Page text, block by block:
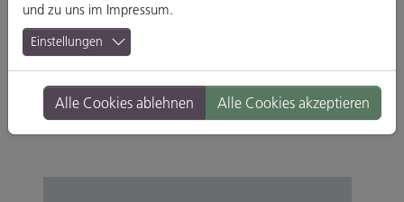
Hörgeräte Detter
Glockengasse 1, 93047 Regensburg
Branche: Schön & Gesund
Standort: Altstadt
und zu uns im Impressum.
Einstellungen
Alle Cookies ablehnen Alle Cookies akzeptieren